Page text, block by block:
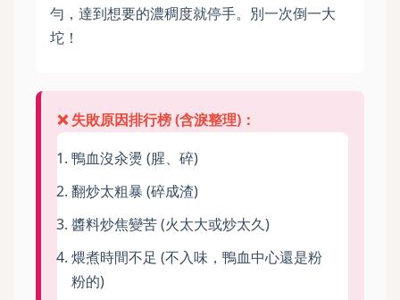
勻，達到想要的濃稠度就停手。別一次倒一大
坨！
❌ 失敗原因排行榜 (含淚整理)：
鴨血沒汆燙 (腥、碎)
翻炒太粗暴 (碎成渣)
醬料炒焦變苦 (火太大或炒太久)
煨煮時間不足 (不入味，鴨血中心還是粉
粉的)